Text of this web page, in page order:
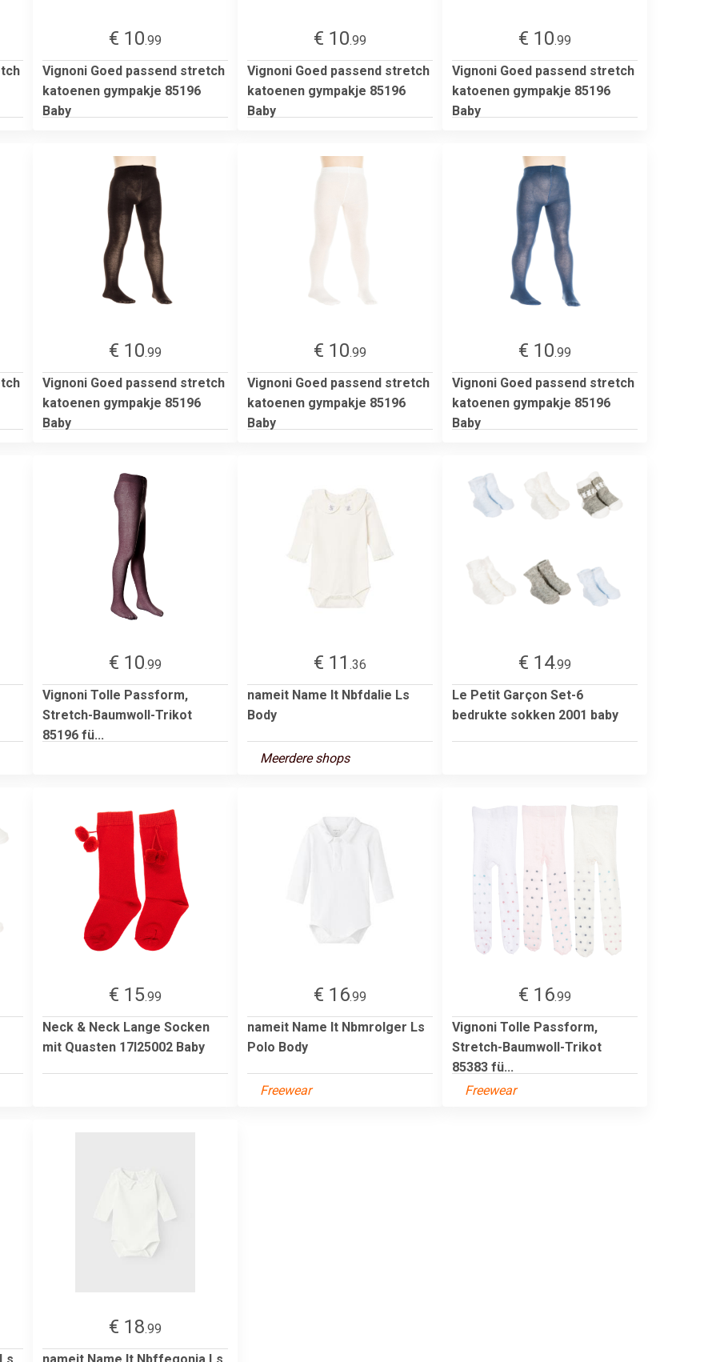
€ 10.99
Vignoni Goed passend stretch
katoenen gympakje 85196
Baby
€ 10.99
Vignoni Goed passend stretch
katoenen gympakje 85196
Baby
€ 10.99
Vignoni Goed passend stretch
katoenen gympakje 85196
Baby
€ 10.99
Vignoni Goed passend stretch
katoenen gympakje 85196
Baby
€ 10.99
Vignoni Goed passend stretch
katoenen gympakje 85196
Baby
€ 10.99
Vignoni Goed passend stretch
katoenen gympakje 85196
Baby
€ 10.99
Vignoni Tolle Passform,
Stretch-Baumwoll-Trikot
85196 fü...
€ 11 .36
nameit Name It Nbfdalie Ls
Body
Meerdere shops
€ 14.99
Le Petit Garçon Set-6
bedrukte sokken 2001 baby
€ 15.99
Neck & Neck Lange Socken
mit Quasten 17I25002 Baby
€ 16.99
nameit Name It Nbmrolger Ls
Polo Body
Freewear
€ 16.99
Vignoni Tolle Passform,
Stretch-Baumwoll-Trikot
85383 fü...
Freewear
€ 18.99
nameit Name It Nbffegonia Ls